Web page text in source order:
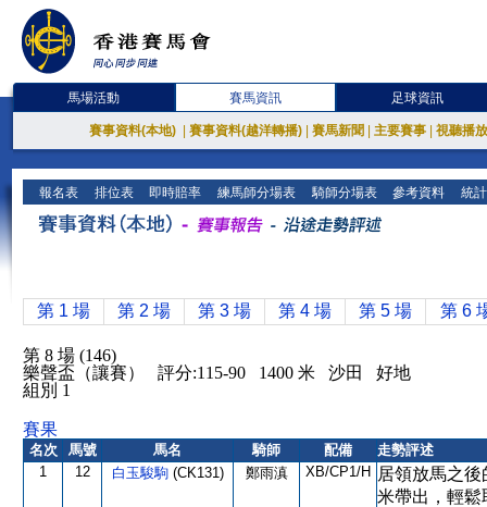
馬場活動 賽馬資訊 足球資訊
賽事資料(本地) 賽事資料(越洋轉播) 賽馬新聞 主要賽事 視聽播
報名表 排位表 即時賠率 練馬師分場表 騎師分場表 參考資料 統
第 1 場 第 2 場 第 3 場 第 4 場 第 5 場 第 6
第 8 場 (146)
樂聲盃（讓賽） 評分:115-90 1400 米 沙田 好地
組別 1
賽果
名次 馬號 馬名 騎師 配備
走勢評述
1
12 白玉駿駒 (CK131) 鄭雨滇 XB/CP1/H 居領放馬之
米帶出，輕鬆